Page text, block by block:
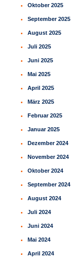
Oktober 2025
September 2025
August 2025
Juli 2025
Juni 2025
Mai 2025
April 2025
März 2025
Februar 2025
Januar 2025
Dezember 2024
November 2024
Oktober 2024
September 2024
August 2024
Juli 2024
Juni 2024
Mai 2024
April 2024